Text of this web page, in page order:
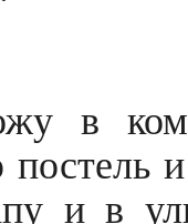
в
постель
и в